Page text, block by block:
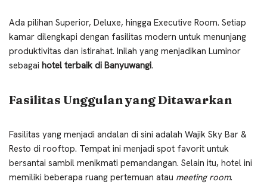
Ada pilihan Superior, Deluxe, hingga Executive Room. Setiap
kamar dilengkapi dengan fasilitas modern untuk menunjang
produktivitas dan istirahat. Inilah yang menjadikan Luminor
sebagai hotel terbaik di Banyuwangi.
Fasilitas Unggulan yang Ditawarkan
Fasilitas yang menjadi andalan di sini adalah Wajik Sky Bar &
Resto di rooftop. Tempat ini menjadi spot favorit untuk
bersantai sambil menikmati pemandangan. Selain itu, hotel ini
memiliki beberapa ruang pertemuan atau meeting room.